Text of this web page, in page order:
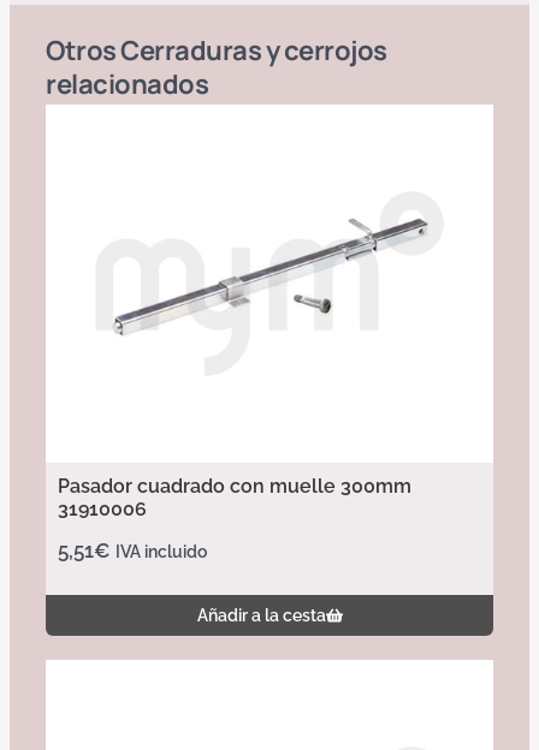
OtrosCerraduras y cerrojos
relacionados
Pasador cuadrado con muelle 300mm
31910006
5,51€ IVA incluido
Añadir a la cesta